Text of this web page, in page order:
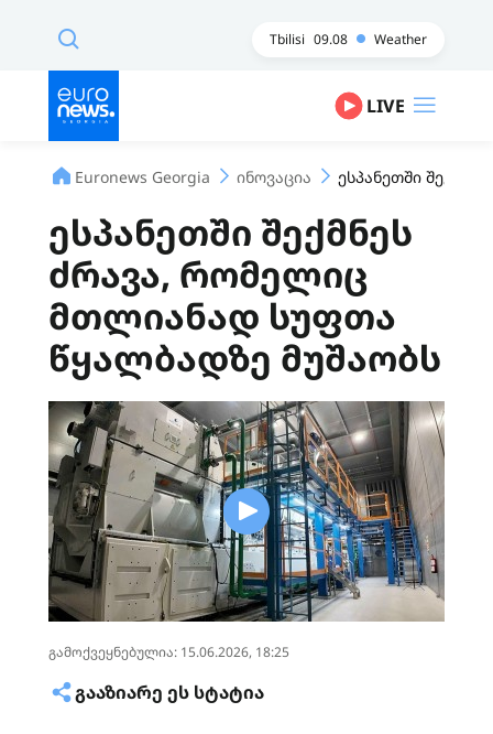
Tbilisi 09.08 Weather
LIVE
Euronews Georgia ინოვაცია ესპანეთში
ესპანეთში შექმნეს
ძრავა, რომელიც
მთლიანად სუფთა
წყალბადზე მუშაობს
გამოქვეყნებულია: 15.06.2026, 18:25
ᲒᲐᲐᲖᲘᲐᲠᲔ ᲔᲡ ᲡᲢᲐᲢᲘᲐ